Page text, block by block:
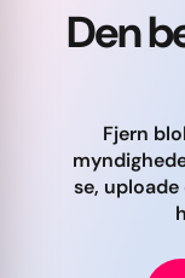
Den
Fjern
se,